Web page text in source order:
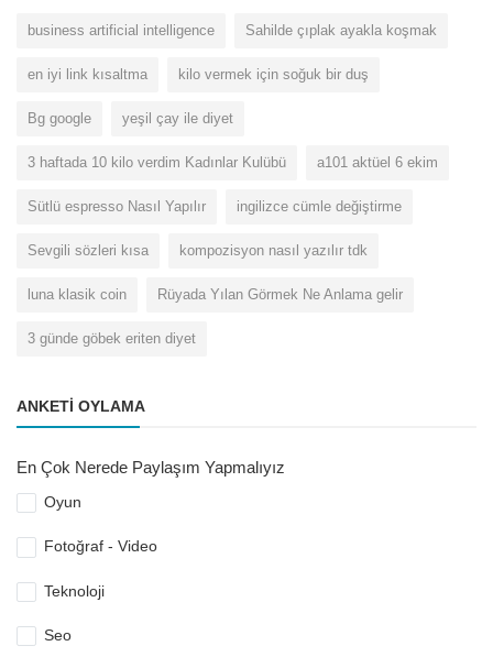
business artificial intelligence Sahilde çıplak ayakla koşmak
en iyi link kısaltma kilo vermek için soğuk bir duş
Bg google yeşil çay ile diyet
3 haftada 10 kilo verdim Kadınlar Kulübü a101 aktüel 6 ekim
Sütlü espresso Nasıl Yapılır ingilizce cümle değiştirme
Sevgili sözleri kısa kompozisyon nasıl yazılır tdk
luna klasik coin Rüyada Yılan Görmek Ne Anlama gelir
3 günde göbek eriten diyet
ANKETI OYLAMA
En Çok Nerede Paylaşım Yapmalıyız
Oyun
Fotoğraf - Video
Teknoloji
Seo